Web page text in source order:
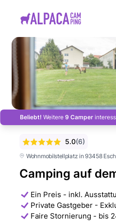
Beliebt! Weitere 9 Camper
Wohnmobilstellplatz in 93458
Camping auf
5.0(6)
Ein Preis - inkl.
Private Gastgeber -
Faire Stornierung - bis